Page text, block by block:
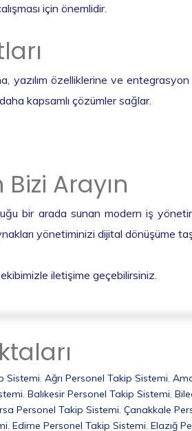
için önemlidir.
yazılım özelliklerine ve
kapsamlı çözümler sağlar.
Arayın
bir arada sunan modern iş
yönetiminizi dijital dönüşüme
iletişime geçebilirsiniz.
Sistemi, Ağrı Personel Takip Sistemi,
, Balıkesir Personel Takip Sistemi,
Personel Takip Sistemi, Çanakkale
, Edirne Personel Takip Sistemi, Elazığ